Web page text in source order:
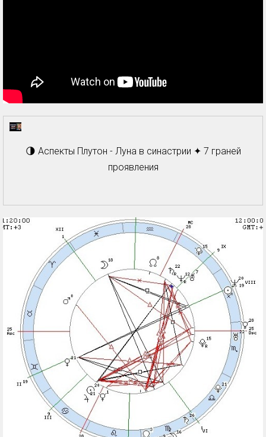
🌗 Аспекты Плутон - Луна в синастрии ✦ 7 граней
проявления